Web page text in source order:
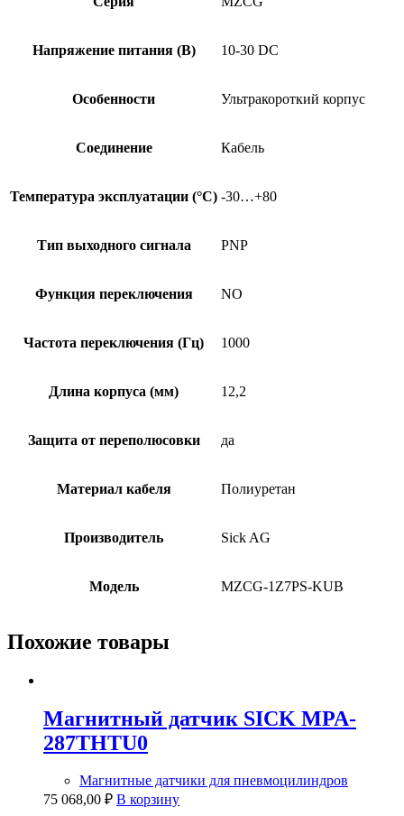
Напряжение питания (В) 10-30 DC
Особенности Ультракороткий корпус
Соединение Кабель
Температура эксплуатации (°C) -30…+80
Тип выходного сигнала PNP
Функция переключения NO
Частота переключения (Гц) 1000
Длина корпуса (мм) 12,2
Защита от переполюсовки да
Материал кабеля Полиуретан
Производитель Sick AG
Модель MZCG-1Z7PS-KUB
Похожие товары
Магнитный датчик SICK MPA-
287THTU0
Магнитные датчики для пневмоцилиндров
75 068,00 ₽ В корзину